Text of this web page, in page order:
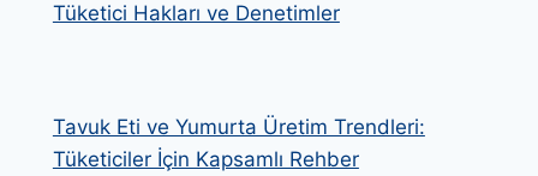
Tüketici Hakları ve Denetimler
Tavuk Eti ve Yumurta Üretim Trendleri:
Tüketiciler İçin Kapsamlı Rehber